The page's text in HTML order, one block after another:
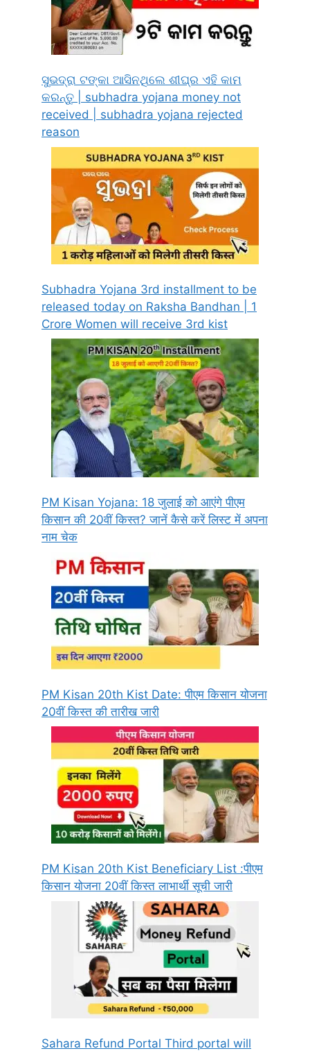
ସୁଭଦ୍ରା ଟଙ୍କା ଆସିନଥିଲେ ଶୀଘ୍ର ଏହି କାମ
କରନ୍ତୁ | subhadra yojana money not
received | subhadra yojana rejected
reason
Subhadra Yojana 3rd installment to be
released today on Raksha Bandhan | 1
Crore Women will receive 3rd kist
PM Kisan Yojana: 18 जुलाई को आएंगे पीएम
किसान की 20वीं किस्त? जानें कैसे करें लिस्ट में अपना
नाम चेक
PM Kisan 20th Kist Date: पीएम किसान योजना
20वीं किस्त की तारीख जारी
PM Kisan 20th Kist Beneficiary List :पीएम
किसान योजना 20वीं किस्त लाभार्थी सूची जारी
Sahara Refund Portal Third portal will